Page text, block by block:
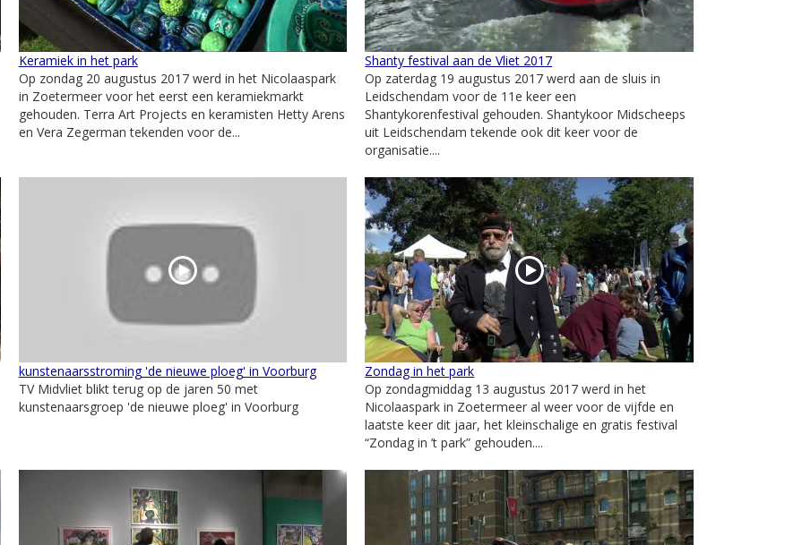
Keramiek in het park
Op zondag 20 augustus 2017 werd in het Nicolaaspark
in Zoetermeer voor het eerst een keramiekmarkt
gehouden. Terra Art Projects en keramisten Hetty Arens
en Vera Zegerman tekenden voor de...
Shanty festival aan de Vliet 2017
Op zaterdag 19 augustus 2017 werd aan de sluis in
Leidschendam voor de 11e keer een
Shantykorenfestival gehouden. Shantykoor Midscheeps
uit Leidschendam tekende ook dit keer voor de
organisatie....
kunstenaarsstroming 'de nieuwe ploeg' in Voorburg
TV Midvliet blikt terug op de jaren 50 met
kunstenaarsgroep 'de nieuwe ploeg' in Voorburg
Zondag in het park
Op zondagmiddag 13 augustus 2017 werd in het
Nicolaaspark in Zoetermeer al weer voor de vijfde en
laatste keer dit jaar, het kleinschalige en gratis festival
“Zondag in ’t park” gehouden....